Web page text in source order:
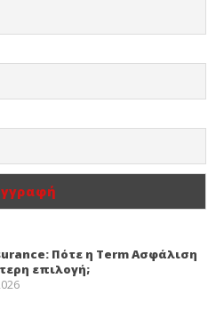
Πότε η Term Ασφάλιση
επιλογή;